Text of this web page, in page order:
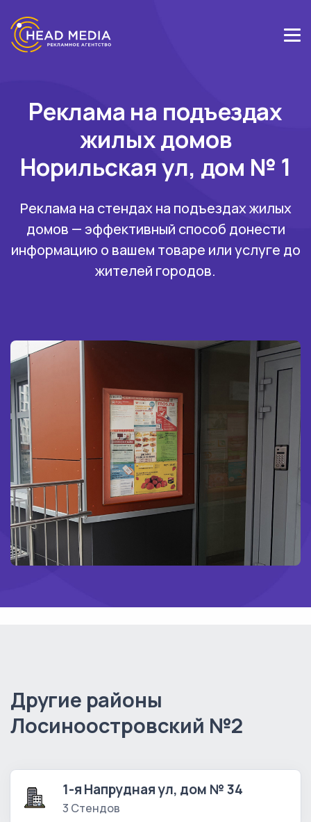
Реклама на подъездах
жилых домов
Норильская ул, дом № 1
Реклама на стендах на подъездах жилых
домов — эффективный способ донести
информацию о вашем товаре или услуге до
жителей городов.
Другие районы
Лосиноостровский №2
1-я Напрудная ул, дом № 34
3 Стендов